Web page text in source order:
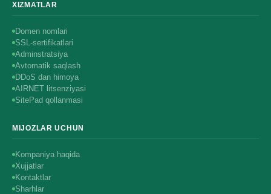
XIZMATLAR
Domen nomlari
SSL-sertifikatlari
Adminstratsiya
Avtomatik saqlash
DDoS dan himoya
AIRNET litsenziyasi
SitePad qollanmasi
MIJOZLAR UCHUN
Kompaniya haqida
Xujjatlar
Kontaktlar
Sharhlar